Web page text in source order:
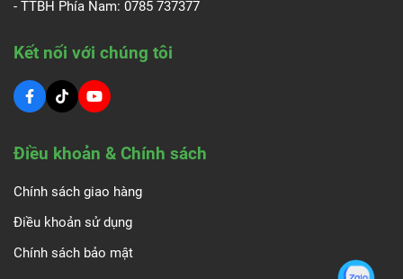
- TTBH Phía Nam: 0785 737377
Kết nối với chúng tôi
Điều khoản & Chính sách
Chính sách giao hàng
Điều khoản sử dụng
Chính sách bảo mật